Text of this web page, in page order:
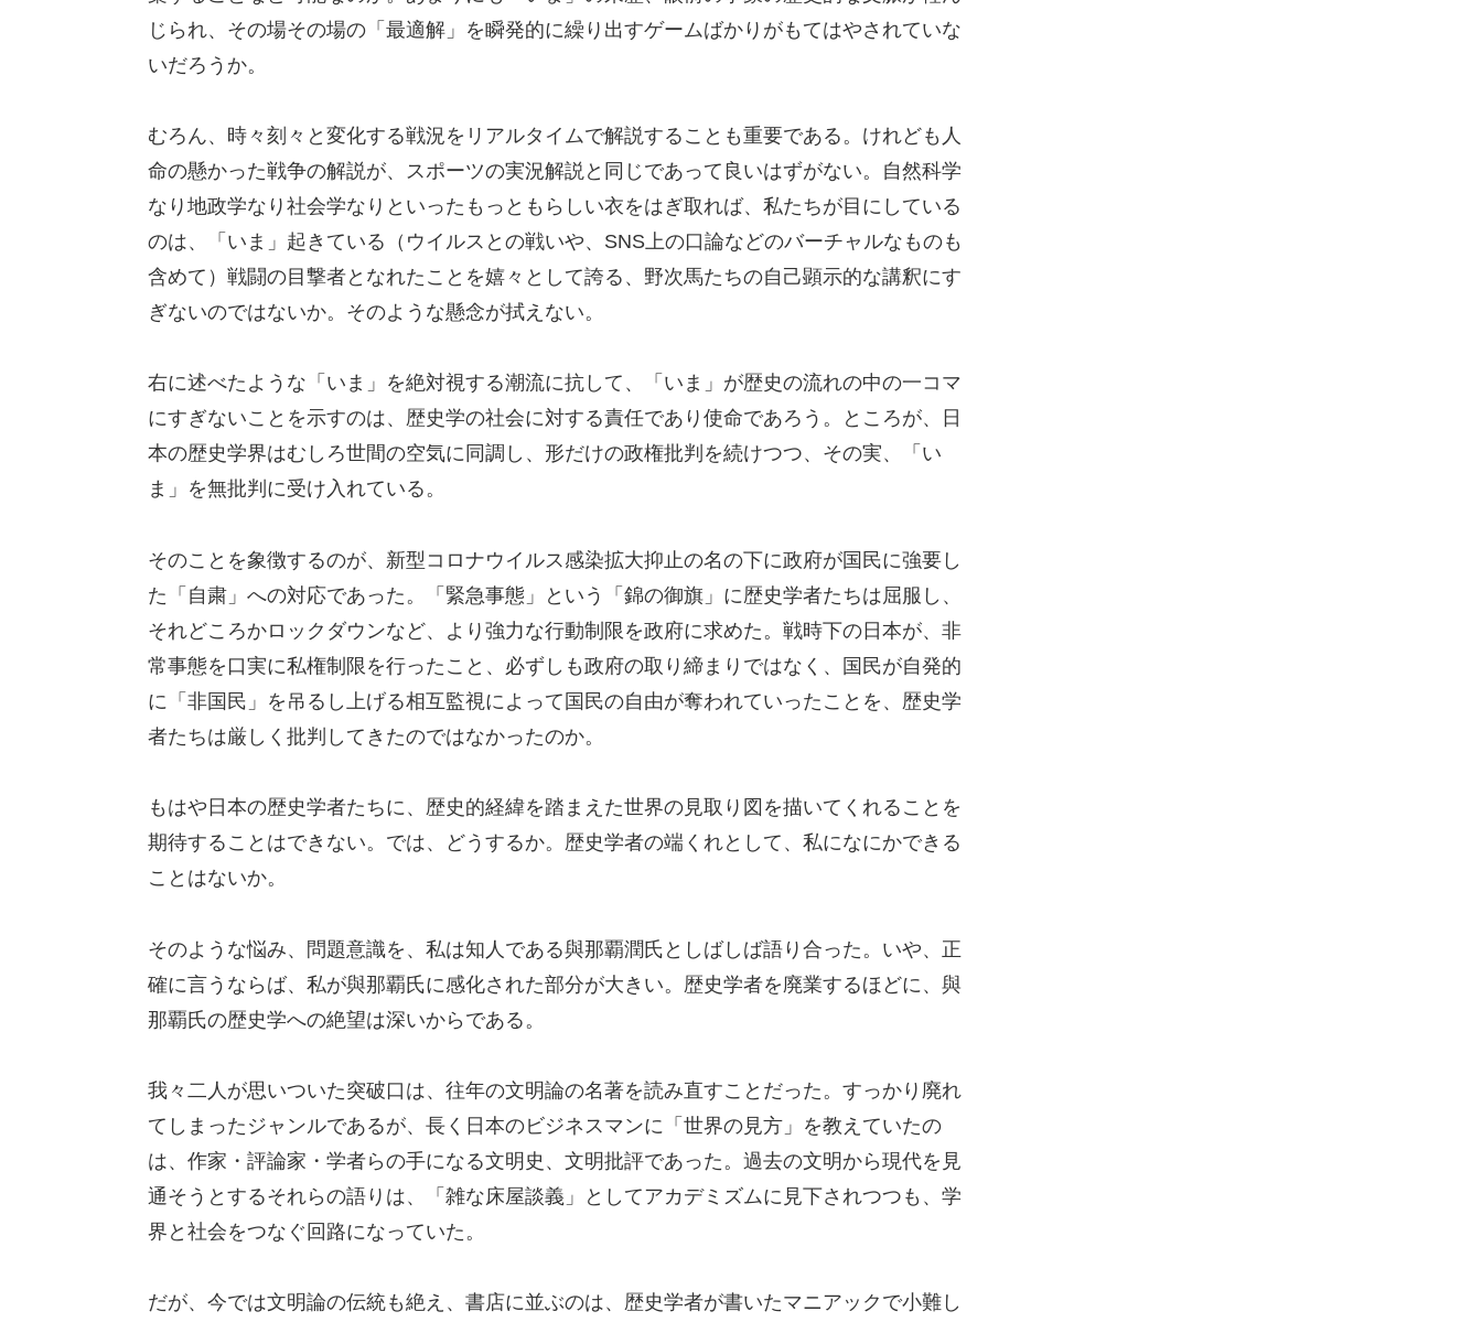
じられ、その場その場の「最適解」を瞬発的に繰り出すゲームばかりがもてはやされていな
いだろうか。
むろん、時々刻々と変化する戦況をリアルタイムで解説することも重要である。けれども人
命の懸かった戦争の解説が、スポーツの実況解説と同じであって良いはずがない。自然科学
なり地政学なり社会学なりといったもっともらしい衣をはぎ取れば、私たちが目にしている
のは、「いま」起きている（ウイルスとの戦いや、SNS上の口論などのバーチャルなものも
含めて）戦闘の目撃者となれたことを嬉々として誇る、野次馬たちの自己顕示的な講釈にす
ぎないのではないか。そのような懸念が拭えない。
右に述べたような「いま」を絶対視する潮流に抗して、「いま」が歴史の流れの中の一コマ
にすぎないことを示すのは、歴史学の社会に対する責任であり使命であろう。ところが、日
本の歴史学界はむしろ世間の空気に同調し、形だけの政権批判を続けつつ、その実、「い
ま」を無批判に受け入れている。
そのことを象徴するのが、新型コロナウイルス感染拡大抑止の名の下に政府が国民に強要し
た「自粛」への対応であった。「緊急事態」という「錦の御旗」に歴史学者たちは屈服し、
それどころかロックダウンなど、より強力な行動制限を政府に求めた。戦時下の日本が、非
常事態を口実に私権制限を行ったこと、必ずしも政府の取り締まりではなく、国民が自発的
に「非国民」を吊るし上げる相互監視によって国民の自由が奪われていったことを、歴史学
者たちは厳しく批判してきたのではなかったのか。
もはや日本の歴史学者たちに、歴史的経緯を踏まえた世界の見取り図を描いてくれることを
期待することはできない。では、どうするか。歴史学者の端くれとして、私になにかできる
ことはないか。
そのような悩み、問題意識を、私は知人である與那覇潤氏としばしば語り合った。いや、正
確に言うならば、私が與那覇氏に感化された部分が大きい。歴史学者を廃業するほどに、與
那覇氏の歴史学への絶望は深いからである。
我々二人が思いついた突破口は、往年の文明論の名著を読み直すことだった。すっかり廃れ
てしまったジャンルであるが、長く日本のビジネスマンに「世界の見方」を教えていたの
は、作家・評論家・学者らの手になる文明史、文明批評であった。過去の文明から現代を見
通そうとするそれらの語りは、「雑な床屋談義」としてアカデミズムに見下されつつも、学
界と社会をつなぐ回路になっていた。
だが、今では文明論の伝統も絶え、書店に並ぶのは、歴史学者が書いたマニアックで小難し